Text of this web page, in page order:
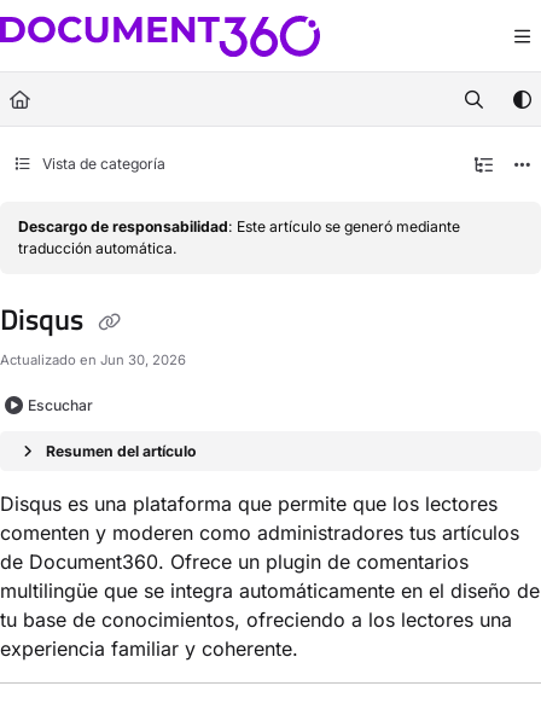
Documentation Index
Fetch the complete documentation index at:https://docs.document360.com/
Use this file to discover all available pages before exploring further.
Vista de categoría
Descargo de responsabilidad: Este artículo se generó mediante
traducción automática.
Disqus
Actualizado en Jun 30, 2026
Escuchar
Resumen del artículo
Disqus es una plataforma que permite que los lectores
comenten y moderen como administradores tus artículos
de Document360. Ofrece un plugin de comentarios
multilingüe que se integra automáticamente en el diseño de
tu base de conocimientos, ofreciendo a los lectores una
experiencia familiar y coherente.